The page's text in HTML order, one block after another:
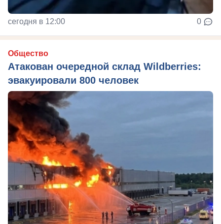
сегодня в 12:00 0
Общество
Атакован очередной склад Wildberries:
эвакуировали 800 человек